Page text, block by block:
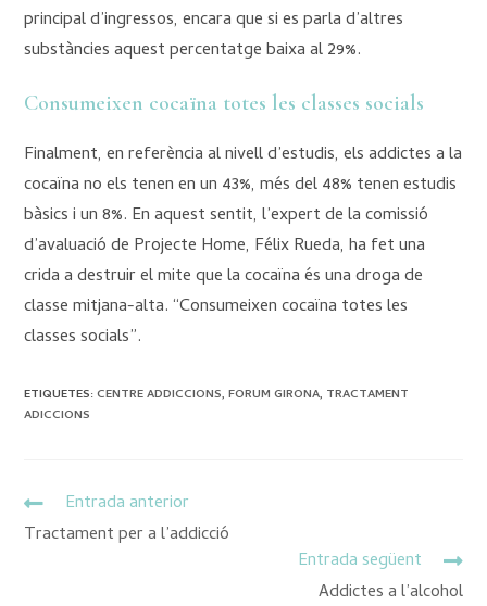
principal d’ingressos, encara que si es parla d’altres
substàncies aquest percentatge baixa al 29%.
Consumeixen cocaïna totes les classes socials
Finalment, en referència al nivell d’estudis, els addictes a la
cocaïna no els tenen en un 43%, més del 48% tenen estudis
bàsics i un 8%. En aquest sentit, l’expert de la comissió
d’avaluació de Projecte Home, Félix Rueda, ha fet una
crida a destruir el mite que la cocaïna és una droga de
classe mitjana-alta. “Consumeixen cocaïna totes les
classes socials”.
ETIQUETES:CENTRE ADDICCIONS, FORUM GIRONA, TRACTAMENT
ADICCIONS
Entrada anterior
Tractament per a l’addicció
Entrada següent
Addictes a l’alcohol